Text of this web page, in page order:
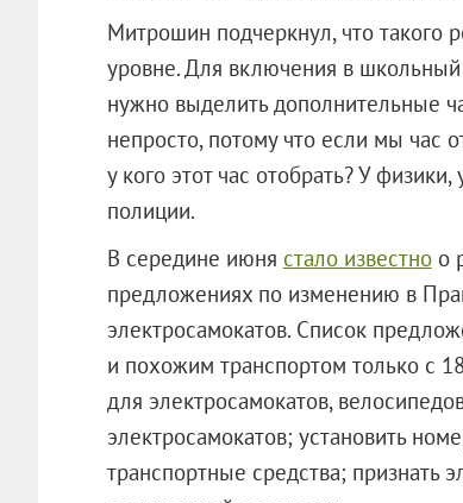
Митрошин подчеркнул, что такого
уровне. Для включения в
нужно выделить дополнительные
непросто, потому что если мы час
у кого этот час отобрать? У
полиции.
В середине июня стало известноо
предложениях по изменению в
электросамокатов. Список
и похожим транспортом только с
для электросамокатов,
электросамокатов; установить
транспортные средства; признать